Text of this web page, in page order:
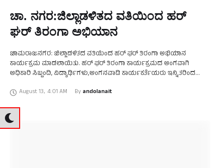
ಚಾ. ನಗರ:ಜಿಲ್ಲಾಡಳಿತದ ವತಿಯಿಂದ ಹರ್
ಘರ್ ತಿರಂಗಾ ಅಭಿಯಾನ
ಚಾಮರಾಜನಗರ: ಜಿಲ್ಲಾಡಳಿತದ ವತಿಯಿಂದ ಹರ್ ಘರ್ ತಿರಂಗಾ ಅಭಿಯಾನ
ಕಾರ್ಯಕ್ರಮ ಮಾಡಲಾಯಿತು. ಹರ್ ಘರ್ ತಿರಂಗಾ ಕಾರ್ಯಕ್ರಮದ ಅಂಗವಾಗಿ
ಅಧಿಕಾರಿ ಸಿಬ್ಬಂದಿ, ವಿದ್ಯಾರ್ಥಿಗಳು,ಅಂಗನವಾಡಿ ಕಾರ್ಯಕರ್ತೆಯರು ಇನ್ನಿತರಿಂದ
ಕಾರ್ಯನಿರ್ವಾಹಕ ಅಧಿಕಾರಿ ಕೆ.ಎಂ.ಗಾಯತ್ರಿ, ಹೆಚ್ಚುವರಿ …
August 13, 4:01 AM By andolanait